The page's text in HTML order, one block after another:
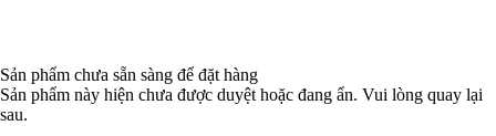
Sản phẩm chưa sẵn sàng để đặt hàng
Sản phẩm này hiện chưa được duyệt hoặc đang ẩn. Vui lòng quay lại
sau.